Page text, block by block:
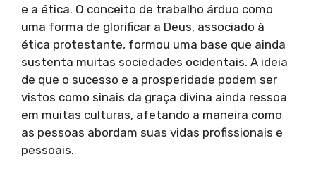
e a ética. O conceito de trabalho árduo como
uma forma de glorificar a Deus, associado à
ética protestante, formou uma base que ainda
sustenta muitas sociedades ocidentais. A ideia
de que o sucesso e a prosperidade podem ser
vistos como sinais da graça divina ainda ressoa
em muitas culturas, afetando a maneira como
as pessoas abordam suas vidas profissionais e
pessoais.